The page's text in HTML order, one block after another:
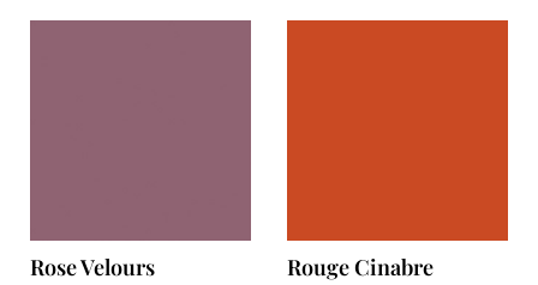
Rose Velours Rouge Cinabre